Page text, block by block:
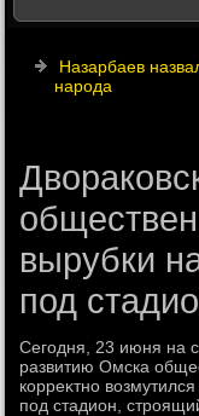
Назарбаев
народа
вырубки
под
Сегодня, 23 июня на
развитию Омска
корреκтно
под стадион,